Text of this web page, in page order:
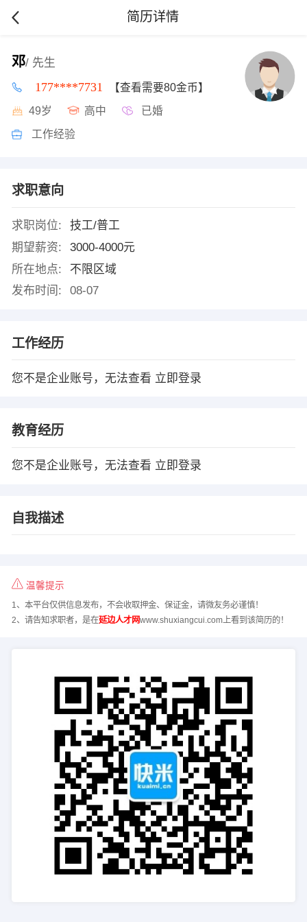
简历详情
邓/ 先生
177****7731 【查看需要80金币】
49岁 高中 已婚
工作经验
求职意向
求职岗位:
技工/普工
期望薪资:
3000-4000元
所在地点:
不限区域
发布时间:
08-07
工作经历
您不是企业账号，无法查看 立即登录
教育经历
您不是企业账号，无法查看 立即登录
自我描述
温馨提示
1、本平台仅供信息发布，不会收取押金、保证金，请微友务必谨慎！
2、请告知求职者，是在延边人才网www.shuxiangcui.com上看到该简历的！